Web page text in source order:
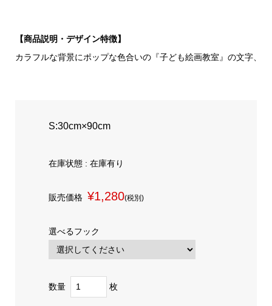
【商品説明・デザイン特徴】
カラフルな背景にポップな色合いの『子ども絵画教室』の文字、
S:30cm×90cm
在庫状態 : 在庫有り
販売価格 ¥1,280(税別)
選べるフック
数量 枚